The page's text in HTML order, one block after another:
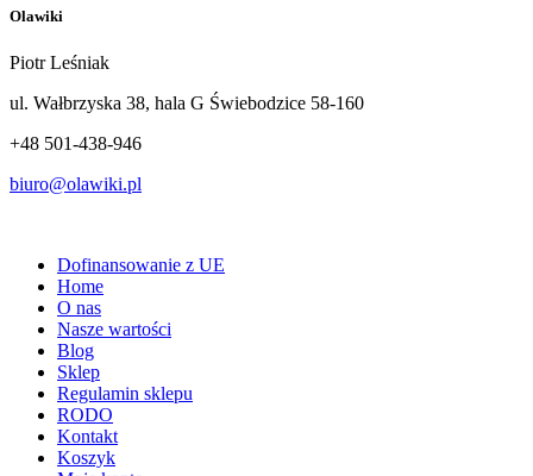
Olawiki
Piotr Leśniak
ul. Wałbrzyska 38, hala G Świebodzice 58-160
+48 501-438-946
biuro@olawiki.pl
Dofinansowanie z UE
Home
O nas
Nasze wartości
Blog
Sklep
Regulamin sklepu
RODO
Kontakt
Koszyk